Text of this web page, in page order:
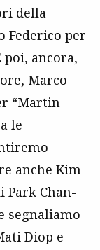
della
Federico per
poi, ancora,
Marco
“Martin
le
anche Kim
Chan-
segnaliamo
Diop e